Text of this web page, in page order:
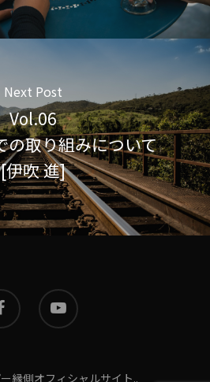
Next Post
Vol.06
の取り組みについて
[伊吹 進]
縁側オフィシャルサイト..